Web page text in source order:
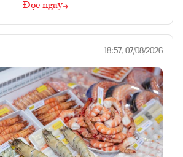
Đọc ngay
18:57, 07/08/2026